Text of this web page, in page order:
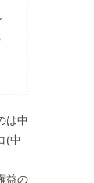
は中
(中
益の